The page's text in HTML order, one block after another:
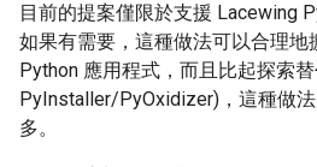
目前的提案僅限於支援 Lacewing
如果有需要，這種做法可以合理地
Python 應用程式，而且比起探索
PyInstaller/PyOxidizer)，這種做
多。